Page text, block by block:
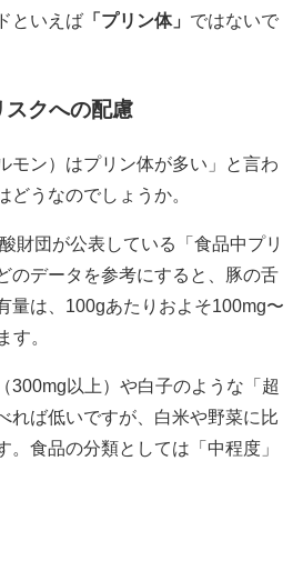
といえば 「プリン体」 ではないで
スクへの配慮
モン）はプリン体が多い」と言わ
どうなのでしょうか。
財団が公表している「食品中プリ
のデータを参考にすると、豚の舌
量は、100gあたりおよそ100mg〜
す。
300mg以上）や白子のような「超
れば低いですが、白米や野菜に比
。食品の分類としては「中程度」